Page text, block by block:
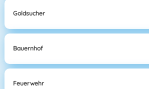
Goldsucher
Bauernhof
Feuerwehr